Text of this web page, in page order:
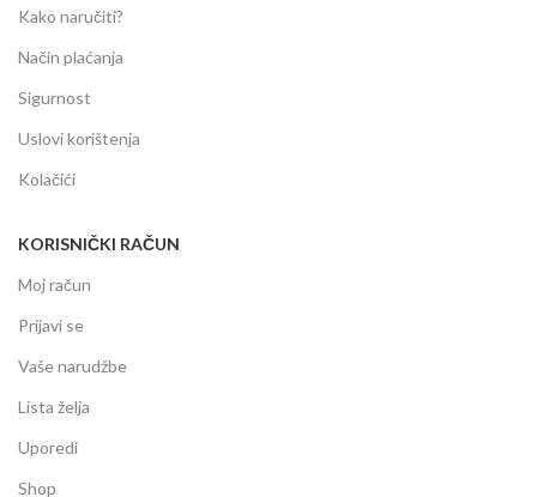
Kako naručiti?
Način plaćanja
Sigurnost
Uslovi korištenja
Kolačići
KORISNIČKI RAČUN
Moj račun
Prijavi se
Vaše narudžbe
Lista želja
Uporedi
Shop